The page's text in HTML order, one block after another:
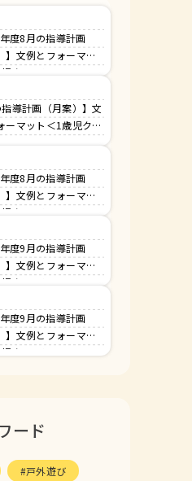
年度8月の指導計画
】文例とフォーマッ
児クラス＞
指導計画（月案）】文
ーマット＜1歳児クラ
年度8月の指導計画
】文例とフォーマッ
児クラス＞
年度9月の指導計画
】文例とフォーマッ
児クラス＞
年度9月の指導計画
】文例とフォーマッ
児クラス＞
ード
戸外遊び